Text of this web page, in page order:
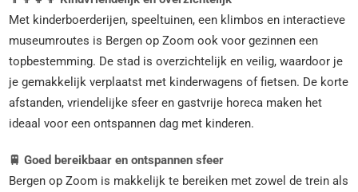
Met kinderboerderijen, speeltuinen, een klimbos en interactieve
museumroutes is Bergen op Zoom ook voor gezinnen een
topbestemming. De stad is overzichtelijk en veilig, waardoor je
je gemakkelijk verplaatst met kinderwagens of fietsen. De korte
afstanden, vriendelijke sfeer en gastvrije horeca maken het
ideaal voor een ontspannen dag met kinderen.
🚆 Goed bereikbaar en ontspannen sfeer
Bergen op Zoom is makkelijk te bereiken met zowel de trein als